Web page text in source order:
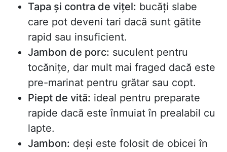
Tapa și contra de vițel: bucăți slabe
care pot deveni tari dacă sunt gătite
rapid sau insuficient.
Jambon de porc: suculent pentru
tocănițe, dar mult mai fraged dacă este
pre-marinat pentru grătar sau copt.
Piept de vită: ideal pentru preparate
rapide dacă este înmuiat în prealabil cu
lapte.
Jambon: deși este folosit de obicei în